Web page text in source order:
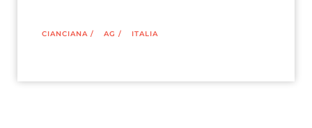
CIANCIANA / AG / ITALIA